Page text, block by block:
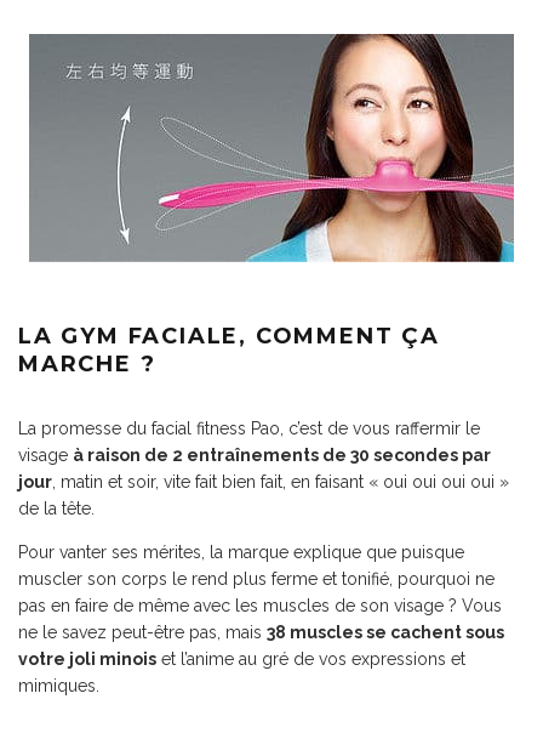
LA GYM FACIALE, COMMENT ÇA
MARCHE ?
La promesse du facial fitness Pao, c’est de vous raffermir le
visage à raison de 2 entraînements de 30 secondes par
jour , matin et soir, vite fait bien fait, en faisant « oui oui oui oui »
de la tête.
Pour vanter ses mérites, la marque explique que puisque
muscler son corps le rend plus ferme et tonifié, pourquoi ne
pas en faire de même avec les muscles de son visage ? Vous
ne le savez peut-être pas, mais 38 muscles se cachent sous
votre joli minois et l’anime au gré de vos expressions et
mimiques.